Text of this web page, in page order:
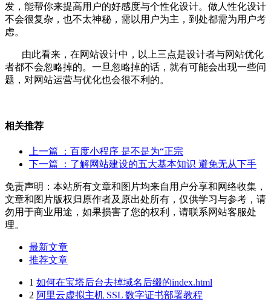
发，能帮你来提高用户的好感度与个性化设计。做人性化设计
不会很复杂，也不太神秘，需以用户为主，到处都需为用户考
虑。
由此看来，在网站设计中，以上三点是设计者与网站优化
者都不会忽略掉的。一旦忽略掉的话，就有可能会出现一些问
题，对网站运营与优化也会很不利的。
相关推荐
上一篇
：百度小程序 是不是为“正宗
下一篇
：了解网站建设的五大基本知识 避免无从下手
免责声明：本站所有文章和图片均来自用户分享和网络收集，
文章和图片版权归原作者及原出处所有，仅供学习与参考，请
勿用于商业用途，如果损害了您的权利，请联系网站客服处
理。
最新文章
推荐文章
1 如何在宝塔后台去掉域名后缀的index.html
2 阿里云虚拟主机 SSL 数字证书部署教程